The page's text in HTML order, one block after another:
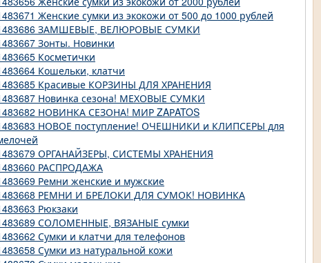
Женские сумки из экокожи от 500 до 1000 рублей
ЗАМШЕВЫЕ, ВЕЛЮРОВЫЕ СУМКИ
Зонты. Новинки
Косметички
Кошельки, клатчи
Красивые КОРЗИНЫ ДЛЯ ХРАНЕНИЯ
Новинка сезона! МЕХОВЫЕ СУМКИ
НОВИНКА СЕЗОНА! МИР ZAРATOS
НОВОЕ поступление! ОЧЕШНИКИ и КЛИПСЕРЫ для
ОРГАНАЙЗЕРЫ, СИСТЕМЫ ХРАНЕНИЯ
РАСПРОДАЖА
Ремни женские и мужские
РЕМНИ И БРЕЛОКИ ДЛЯ СУМОК! НОВИНКА
Рюкзаки
СОЛОМЕННЫЕ, ВЯЗАНЫЕ сумки
Сумки и клатчи для телефонов
Сумки из натуральной кожи